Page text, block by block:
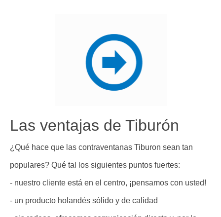
Las ventajas de Tiburón
¿Qué hace que las contraventanas Tiburon sean tan
populares? Qué tal los siguientes puntos fuertes:
- nuestro cliente está en el centro, ¡pensamos con usted!
- un producto holandés sólido y de calidad